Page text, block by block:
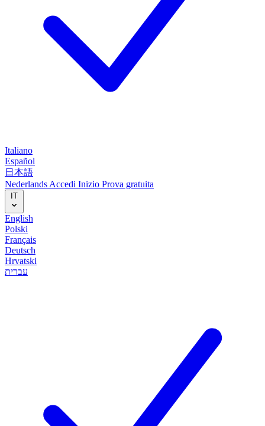
Italiano
Español
日本語
Nederlands Accedi Inizio Prova gratuita
IT
English
Polski
Français
Deutsch
Hrvatski
עברית